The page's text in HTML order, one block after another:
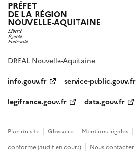
PRÉFET
DE LA RÉGION
NOUVELLE-AQUITAINE
DREAL Nouvelle-Aquitaine
info.gouv.fr
service-public.gouv.fr
legifrance.gouv.fr
data.gouv.fr
Plan du site Glossaire Mentions légales
conforme (audit en cours)
Nous contacter